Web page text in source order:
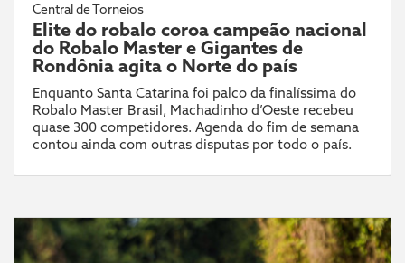
Central de Torneios
Elite do robalo coroa campeão nacional
do Robalo Master e Gigantes de
Rondônia agita o Norte do país
Enquanto Santa Catarina foi palco da finalíssima do
Robalo Master Brasil, Machadinho d’Oeste recebeu
quase 300 competidores. Agenda do fim de semana
contou ainda com outras disputas por todo o país.